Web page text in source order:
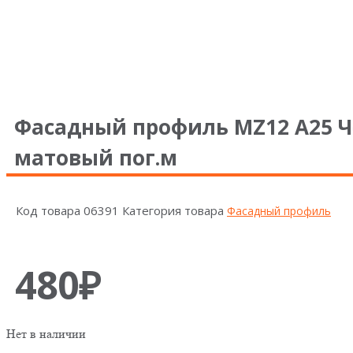
Фасадный профиль MZ12 А25
матовый пог.м
Код товара 06391 Категория товара Фасадный профиль
480₽
Нет в наличии